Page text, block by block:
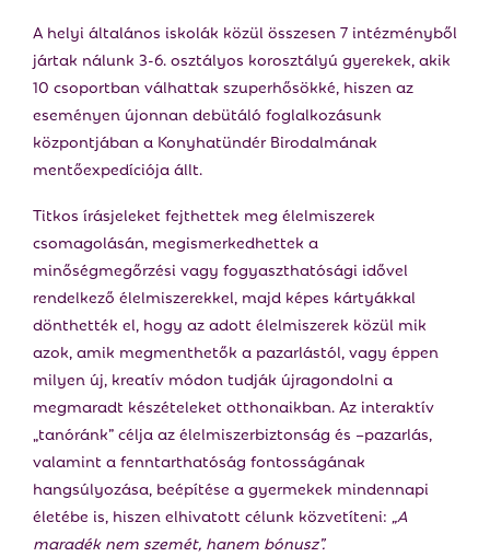
A helyi általános iskolák közül összesen 7 intézményből
jártak nálunk 3-6. osztályos korosztályú gyerekek, akik
10 csoportban válhattak szuperhősökké, hiszen az
eseményen újonnan debütáló foglalkozásunk
központjában a Konyhatündér Birodalmának
mentőexpedíciója állt.
Titkos írásjeleket fejthettek meg élelmiszerek
csomagolásán, megismerkedhettek a
minőségmegőrzési vagy fogyaszthatósági idővel
rendelkező élelmiszerekkel, majd képes kártyákkal
dönthették el, hogy az adott élelmiszerek közül mik
azok, amik megmenthetők a pazarlástól, vagy éppen
milyen új, kreatív módon tudják újragondolni a
megmaradt készételeket otthonaikban. Az interaktív
„tanóránk” célja az élelmiszerbiztonság és –pazarlás,
valamint a fenntarthatóság fontosságának
hangsúlyozása, beépítése a gyermekek mindennapi
életébe is, hiszen elhivatott célunk közvetíteni: „A
maradék nem szemét, hanem bónusz”.